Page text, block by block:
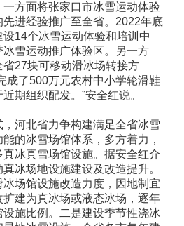
一方面将张家口市冰雪运动体验
先进经验推广至全省。2022年底
14个冰雪运动体验和培训中
冰雪运动推广体验区。另一方
省27块可移动滑冰场转接方
成了500万元农村中小学轮滑鞋
期组织配发。”安全红说。
，河北省力争构建满足全省冰雪
的冰雪场馆体系，多方着力，
真冰真雪场馆设施。据安全红介
冰场地设施建设及改造提升。
冰场馆设施改造力度，因地制宜
扩建为真冰场或液态冰场，逐年
设施比例。二是建设季节性浇冰